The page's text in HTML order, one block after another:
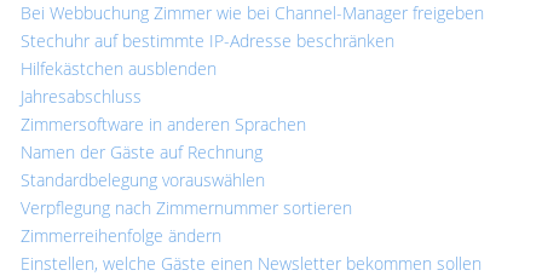
Bei Webbuchung Zimmer wie bei Channel-Manager freigeben
Stechuhr auf bestimmte IP-Adresse beschränken
Hilfekästchen ausblenden
Jahresabschluss
Zimmersoftware in anderen Sprachen
Namen der Gäste auf Rechnung
Standardbelegung vorauswählen
Verpflegung nach Zimmernummer sortieren
Zimmerreihenfolge ändern
Einstellen, welche Gäste einen Newsletter bekommen sollen